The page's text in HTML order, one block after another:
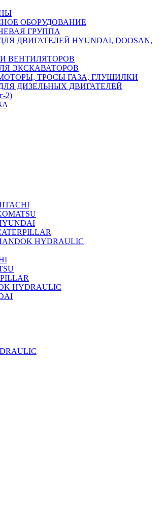
ОБОРУДОВАНИЕ
ГРУППА
ДВИГАТЕЛЕЙ HYUNDAI, DOOSAN,
ВЕНТИЛЯТОРОВ
ЭКСКАВАТОРОВ
ТРОСЫ ГАЗА, ГЛУШИЛКИ
ДИЗЕЛЬНЫХ ДВИГАТЕЛЕЙ
2)
HYDRAULIC
HYDRAULIC